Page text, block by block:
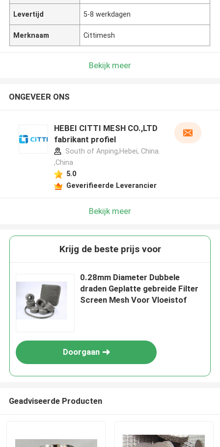
Levertijd 5-8 werkdagen
Merknaam Cittimesh
Bekijk meer
ONGEVEER ONS
HEBEI CITTI MESH CO.,LTD
fabrikant profiel
South of Anping,Hebei, China.
,China
5.0
Geverifieerde Leverancier
Bekijk meer
Krijg de beste prijs voor
0.28mm Diameter Dubbele
draden Geplatte gebreide Filter
Screen Mesh Voor Vloeistof
Doorgaan
Geadviseerde Producten